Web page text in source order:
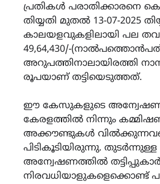
പ്രതികൾ പരാതിക്കാരനെ
തിയ്യതി മുതൽ 13-07-2025
കാലയളവുകളിലായി പല
49,64,430/-
അറുപത്തിനാലായിരത്തി
രൂപയാണ് തട്ടിയെടുത്തത്.
ഈ കേസുകളുടെ
കേരളത്തിൽ നിന്നും
അക്കൗണ്ടുകൾ
പിടികൂടിയിരുന്നു. തുടർന്നുള്ള
അന്വേഷണത്തിൽ
നിരവധിയാളുകളെക്കൊണ്ട്